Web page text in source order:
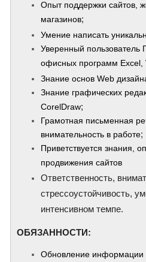
Опыт поддержки сайтов,
магазинов;
Умение написать
Уверенный пользователь
офисных программ Excel,
Знание основ Web
Знание графических
CorelDraw;
Грамотная письменная
внимательность в работе;
Приветствуется знания,
продвижения сайтов
Ответственность,
стрессоустойчивость,
интенсивном темпе.
​ОБЯЗАННОСТИ:
Обновление информации